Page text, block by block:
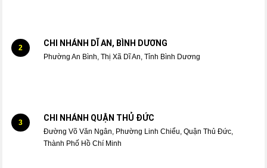
2 CHI NHÁNH DĨ AN, BÌNH DƯƠNG
Phường An Bình, Thị Xã Dĩ An, Tỉnh Bình Dương
3 CHI NHÁNH QUẬN THỦ ĐỨC
Đường Võ Văn Ngân, Phường Linh Chiểu, Quận Thủ Đức,
Thành Phố Hồ Chí Minh